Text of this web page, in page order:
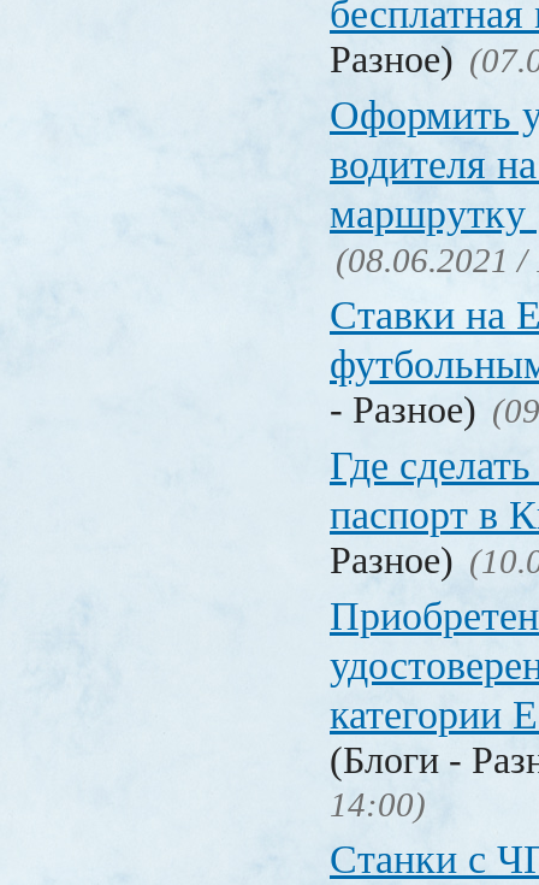
Разное)
Оформить
водителя
маршрутку
(08.06.2021 /
Ставки на
- Разное)
Где
паспорт в
Разное)
категории
(Блоги -
14:00)
Станки с